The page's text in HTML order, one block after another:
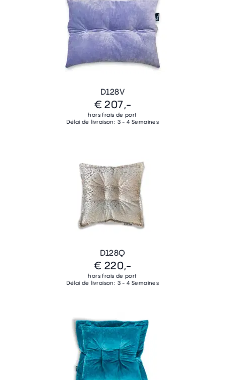
D128V
€ 207,-
hors frais de port
Délai de livraison: 3 - 4 Semaines
D128Q
€ 220,-
hors frais de port
Délai de livraison: 3 - 4 Semaines